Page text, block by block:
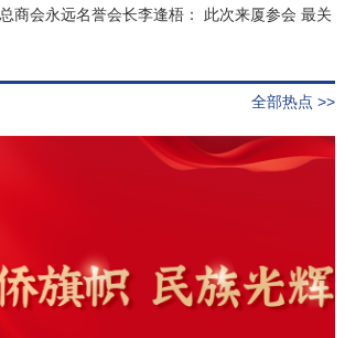
商会永远名誉会长李逢梧： 此次来厦参会 最关
全部热点 >>